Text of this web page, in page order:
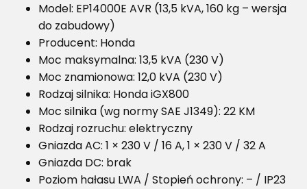
Model: EP14000E AVR (13,5 kVA, 160 kg – wersja
do zabudowy)
Producent: Honda
Moc maksymalna: 13,5 kVA (230 V)
Moc znamionowa: 12,0 kVA (230 V)
Rodzaj silnika: Honda iGX800
Moc silnika (wg normy SAE J1349): 22 KM
Rodzaj rozruchu: elektryczny
Gniazda AC: 1 × 230 V / 16 A, 1 × 230 V / 32 A
Gniazda DC: brak
Poziom hałasu LWA / Stopień ochrony: – / IP23